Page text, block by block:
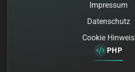
Impressum
Datenschutz
Cookie Hinweis
PHP